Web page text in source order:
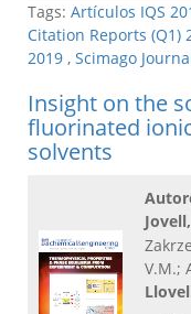
Tags: Artículos IQS
Citation Reports (Q1)
2019 , Scimago
Insight on the
fluorinated
solvents
V.M.;